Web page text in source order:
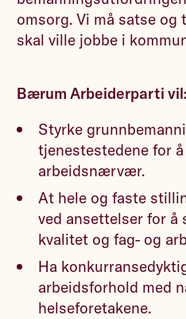
omsorg. Vi må satse og
skal ville jobbe i
Bærum Arbeiderparti vil:
Styrke
tjenestestedene for
arbeidsnærvær.
At hele og faste
ved ansettelser for
kvalitet og fag- og
Ha
arbeidsforhold med
helseforetakene.